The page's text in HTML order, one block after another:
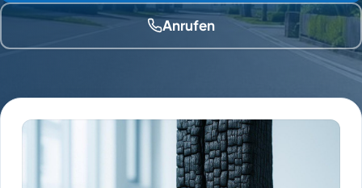
Anrufen